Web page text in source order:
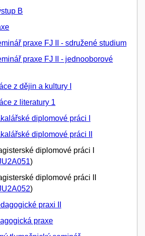
B
praxe FJ II - sdružené studium
praxe FJ II - jednooborové
z dějin a kultury I
z literatury 1
diplomové práci I
diplomové práci II
diplomové práci I
)
diplomové práci II
)
praxi II
praxe